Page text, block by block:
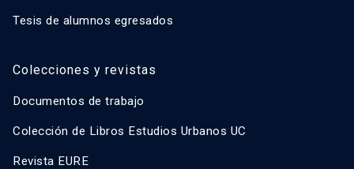
Tesis de alumnos egresados
Colecciones y revistas
Documentos de trabajo
Colección de Libros Estudios Urbanos UC
Revista EURE